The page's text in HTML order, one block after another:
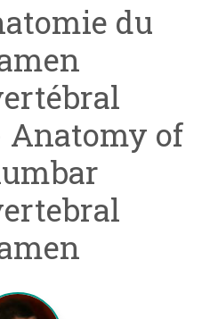
du
Anatomy of